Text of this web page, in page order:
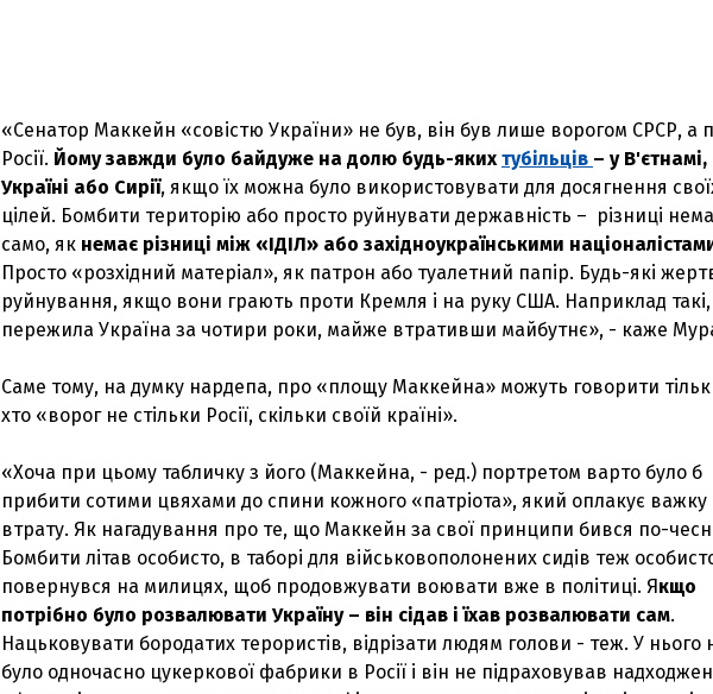
«Сенатор Маккейн «совістю України» не був, він був лише ворогом СРСР, а
Росії. Йому завжди було байдуже на долю будь-якихтубільців – у В'єтнамі,
Україні або Сирії, якщо їх можна було використовувати для досягнення
цілей. Бомбити територію або просто руйнувати державність – різниці
само, як немає різниці між «ІДІЛ» або західноукраїнськими
Просто «розхідний матеріал», як патрон або туалетний папір. Будь-які
руйнування, якщо вони грають проти Кремля і на руку США. Наприклад такі,
пережила Україна за чотири роки, майже втративши майбутнє», - каже
Саме тому, на думку нардепа, про «площу Маккейна» можуть говорити
хто «ворог не стільки Росії, скільки своїй країні».
«Хоча при цьому табличку з його (Маккейна, - ред.) портретом варто було б
прибити сотими цвяхами до спини кожного «патріота», який оплакує важку
втрату. Як нагадування про те, що Маккейн за свої принципи бився по-
Бомбити літав особисто, в таборі для військовополонених сидів теж
повернувся на милицях, щоб продовжувати воювати вже в політиці. Якщо
потрібно було розвалювати Україну – він сідав і їхав розвалювати сам.
Нацьковувати бородатих терористів, відрізати людям голови - теж. У нього
було одночасно цукеркової фабрики в Росії і він не підраховував